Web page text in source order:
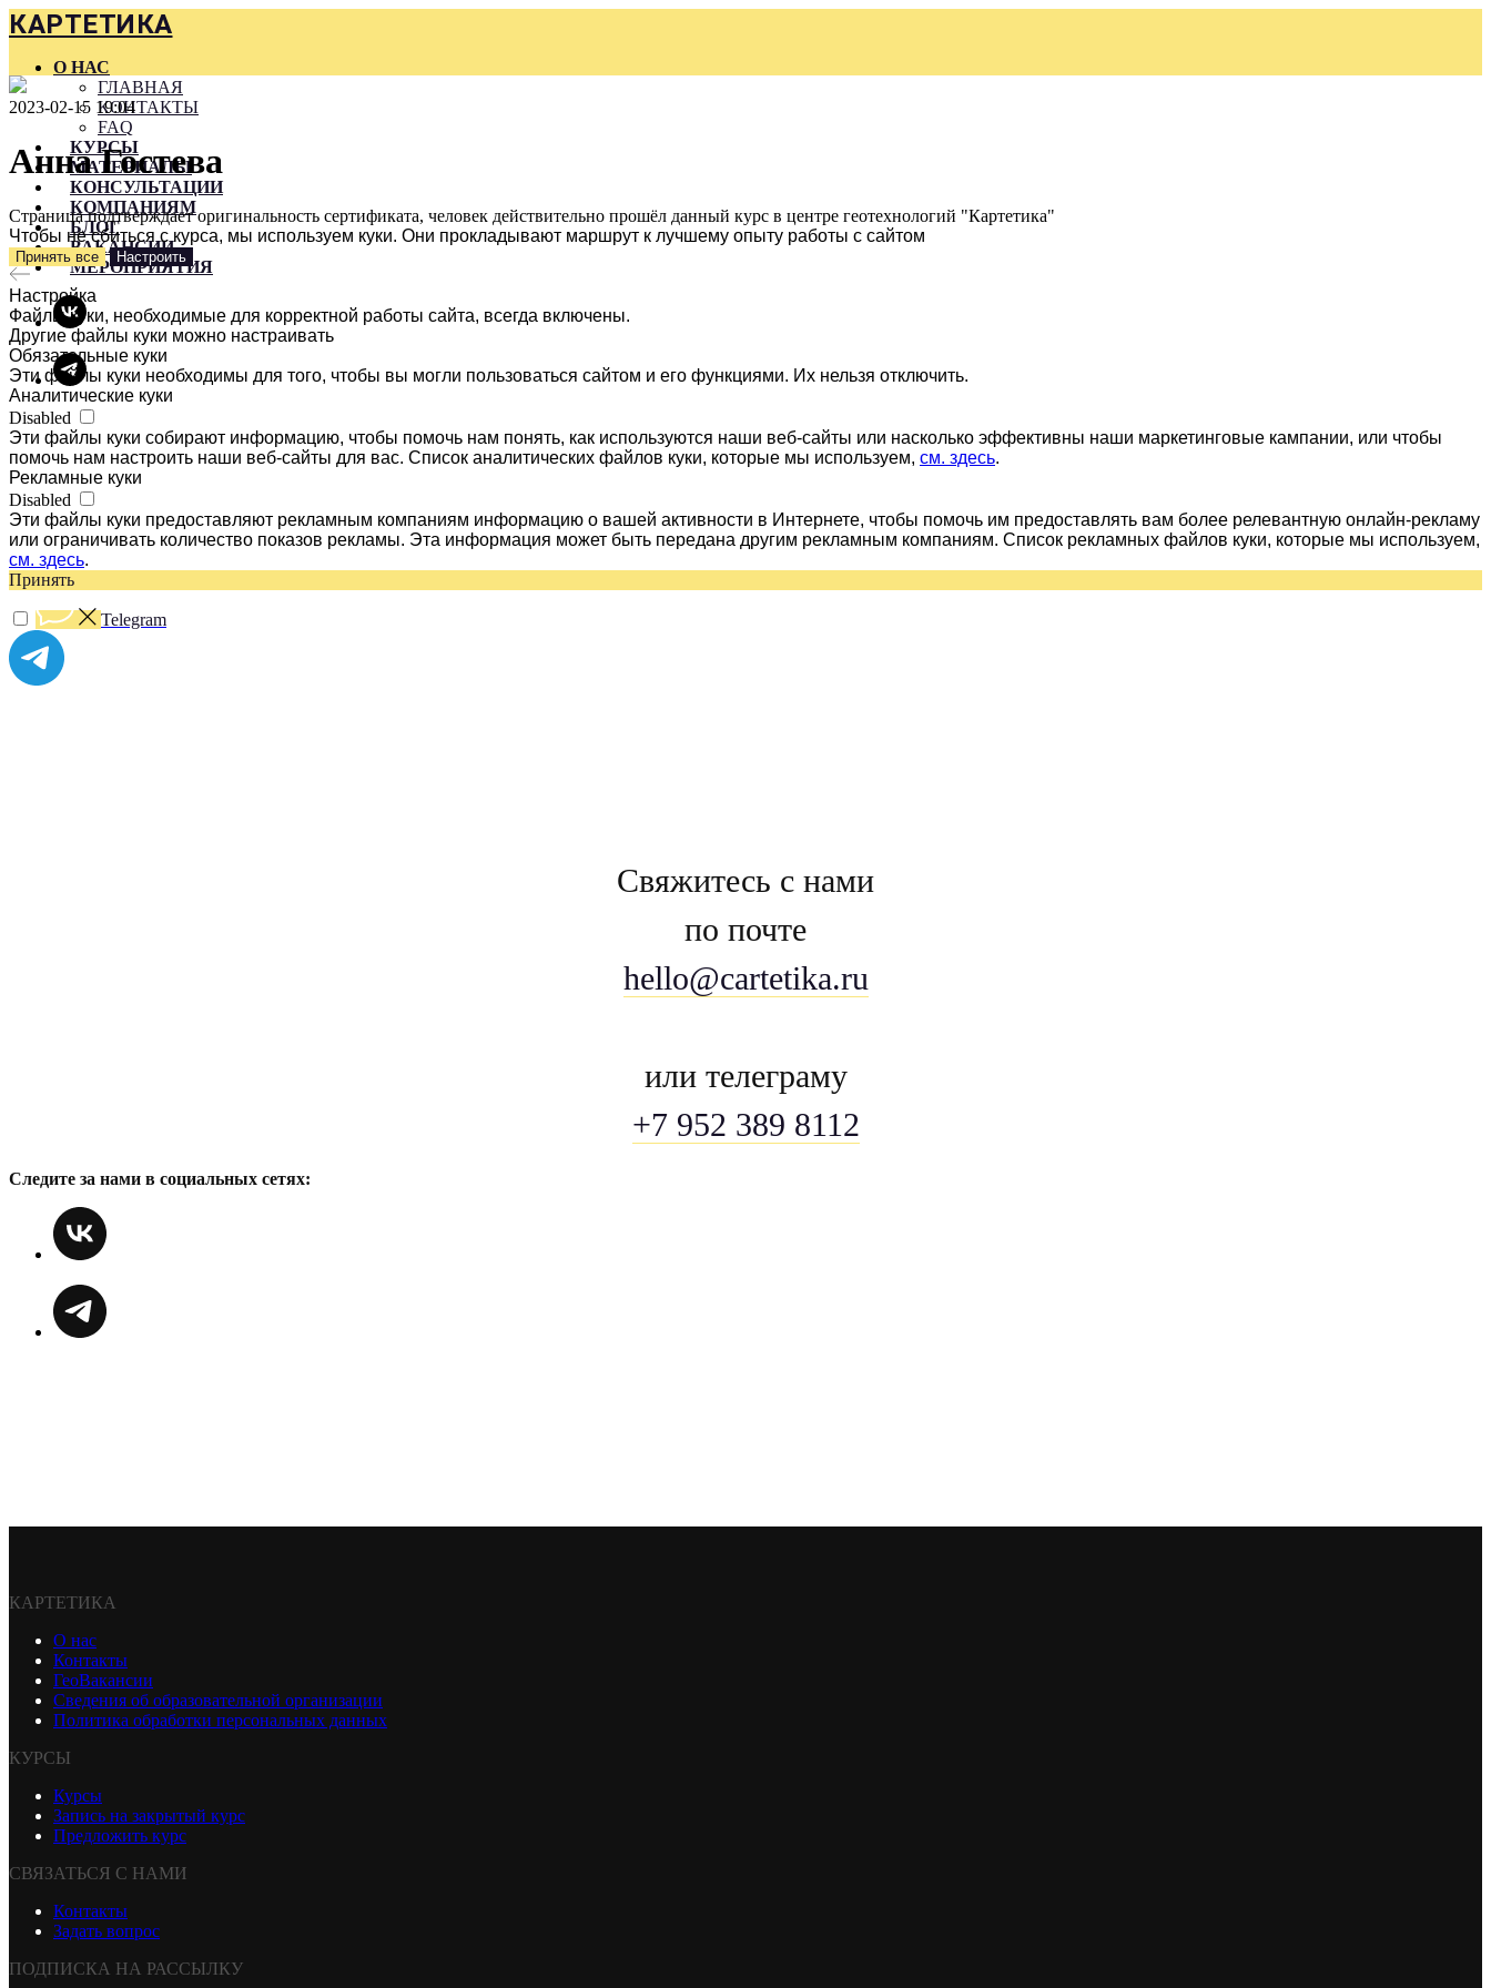
КАРТЕТИКА
О НАС
ГЛАВНАЯ
КОНТАКТЫ
FAQ
КУРСЫ
МАТЕРИАЛЫ
КОНСУЛЬТАЦИИ
КОМПАНИЯМ
БЛОГ
ВАКАНСИИ
МЕРОПРИЯТИЯ
2023-02-15 19:04
Анна Гостева
Страница подтверждает оригинальность сертификата, человек действительно прошёл данный курс в центре геотехнологий "Картетика"
Чтобы не сбиться с курса, мы используем куки. Они прокладывают маршрут к лучшему опыту работы с сайтом
Принять все Настроить
Настройка
Файлы куки, необходимые для корректной работы сайта, всегда включены.
Другие файлы куки можно настраивать
Обязательные куки
Эти файлы куки необходимы для того, чтобы вы могли пользоваться сайтом и его функциями. Их нельзя отключить.
Аналитические куки
Disabled
Эти файлы куки собирают информацию, чтобы помочь нам понять, как используются наши веб-сайты или насколько эффективны наши маркетинговые кампании, или чтобы
помочь нам настроить наши веб-сайты для вас. Список аналитических файлов куки, которые мы используем, см. здесь.
Рекламные куки
Disabled
Эти файлы куки предоставляют рекламным компаниям информацию о вашей активности в Интернете, чтобы помочь им предоставлять вам более релевантную онлайн-рекламу
или ограничивать количество показов рекламы. Эта информация может быть передана другим рекламным компаниям. Список рекламных файлов куки, которые мы используем,
см. здесь.
Принять
Telegram
Свяжитесь с нами
по почте
hello@cartetika.ru
или телеграму
+7 952 389 8112
Следите за нами в социальных сетях:
КАРТЕТИКА
О нас
Контакты
ГеоВакансии
Сведения об образовательной организации
Политика обработки персональных данных
КУРСЫ
Курсы
Запись на закрытый курс
Предложить курс
СВЯЗАТЬСЯ С НАМИ
Контакты
Задать вопрос
ПОДПИСКА НА РАССЫЛКУ